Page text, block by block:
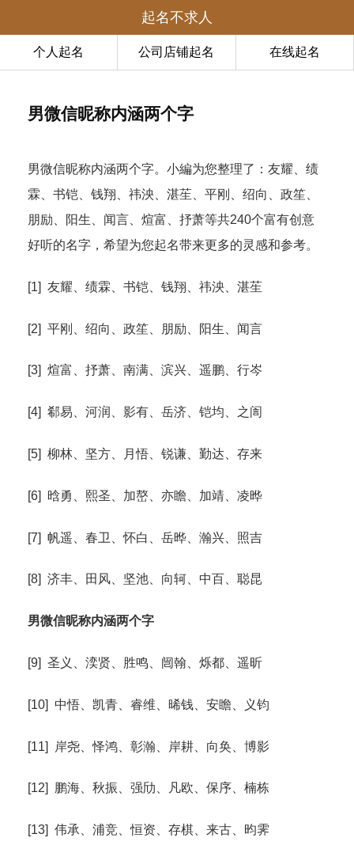
起名不求人
个人起名 公司店铺起名 在线起名
男微信昵称内涵两个字
男微信昵称内涵两个字。小編为您整理了：友耀、绩
霖、书铠、钱翔、祎泱、湛苼、平刚、绍向、政笙、
朋励、阳生、闻言、煊富、抒萧等共240个富有创意
好听的名字，希望为您起名带来更多的灵感和参考。
[1] 友耀、绩霖、书铠、钱翔、祎泱、湛苼
[2] 平刚、绍向、政笙、朋励、阳生、闻言
[3] 煊富、抒萧、南满、滨兴、遥鹏、行岑
[4] 郗易、河润、影有、岳济、铠均、之訚
[5] 柳林、坚方、月悟、锐谦、勤达、存来
[6] 晗勇、熙圣、加嶅、亦瞻、加靖、凌晔
[7] 帆遥、春卫、怀白、岳晔、瀚兴、照吉
[8] 济丰、田风、坚池、向轲、中百、聪昆
男微信昵称内涵两个字
[9] 圣义、湙贤、胜鸣、闿翰、烁都、遥昕
[10] 中悟、凯青、睿维、晞钱、安瞻、义钧
[11] 岸尧、怿鸿、彰瀚、岸耕、向奂、博影
[12] 鹏海、秋振、强劤、凡欧、保序、楠栋
[13] 伟承、浦竞、恒资、存棋、来古、昀霁